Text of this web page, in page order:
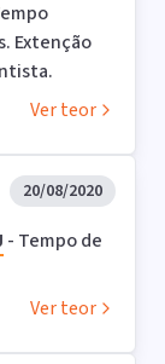
Extenção
Ver teor
20/08/2020
- Tempo de
Ver teor